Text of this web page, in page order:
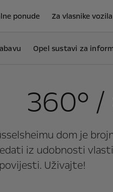
ponude Za vlasnike vozila
Opel sustavi za
360° /
dom je
iz udobnosti
Uživajte!